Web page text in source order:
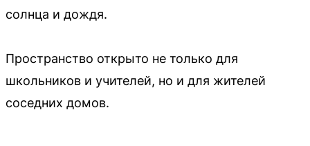
солнца и дождя.
Пространство открыто не только для
школьников и учителей, но и для жителей
соседних домов.